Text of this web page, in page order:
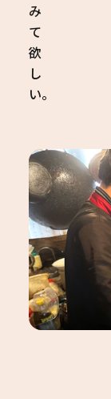
み
て
欲
し
い。